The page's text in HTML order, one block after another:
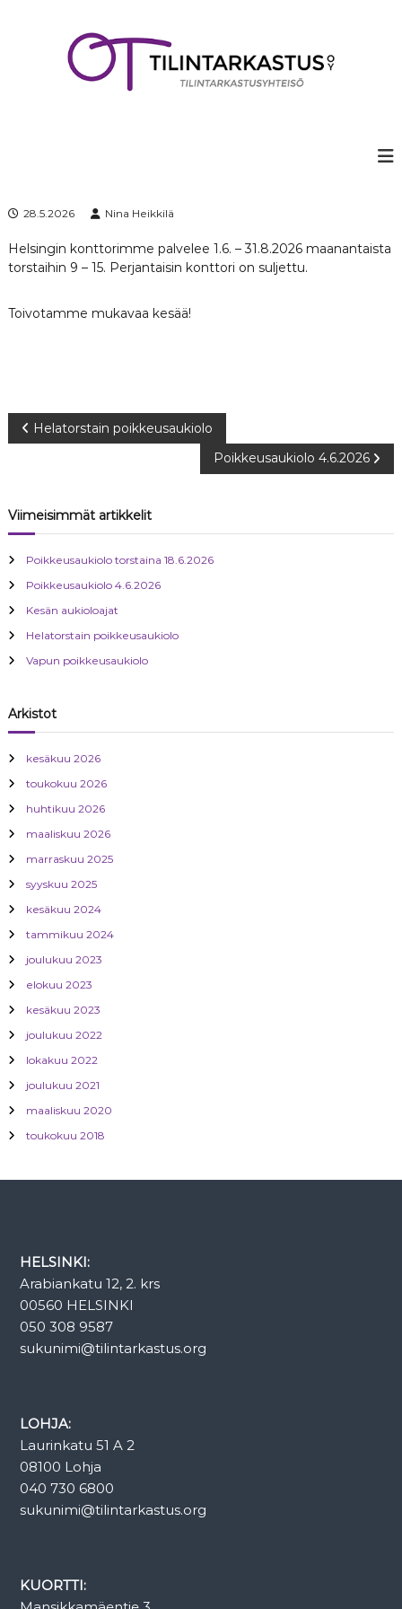
28.5.2026 Nina Heikkilä
Helsingin konttorimme palvelee 1.6. – 31.8.2026 maanantaista
torstaihin 9 – 15. Perjantaisin konttori on suljettu.
Toivotamme mukavaa kesää!
A
t
i
k
k
e
l
i
e
n
s
e
l
a
u
s
Helatorstain poikkeusaukiolo
Poikkeusaukiolo 4.6.2026
Viimeisimmät artikkelit
Poikkeusaukiolo torstaina 18.6.2026
Poikkeusaukiolo 4.6.2026
Kesän aukioloajat
Helatorstain poikkeusaukiolo
Vapun poikkeusaukiolo
Arkistot
kesäkuu 2026
toukokuu 2026
huhtikuu 2026
maaliskuu 2026
marraskuu 2025
syyskuu 2025
kesäkuu 2024
tammikuu 2024
joulukuu 2023
elokuu 2023
kesäkuu 2023
joulukuu 2022
lokakuu 2022
joulukuu 2021
maaliskuu 2020
toukokuu 2018
HELSINKI:
Arabiankatu 12, 2. krs
00560 HELSINKI
050 308 9587
sukunimi@tilintarkastus.org
LOHJA:
Laurinkatu 51 A 2
08100 Lohja
040 730 6800
sukunimi@tilintarkastus.org
KUORTTI: